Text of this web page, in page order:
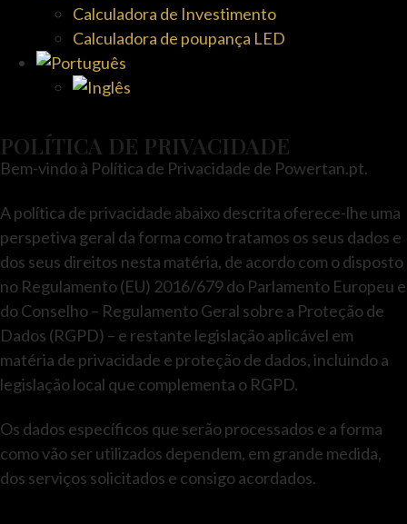
Calculadora de Investimento
Calculadora de poupança LED
POLÍTICA DE PRIVACIDADE
Bem-vindo à Política de Privacidade de Powertan.pt.
A política de privacidade abaixo descrita oferece-lhe uma
perspetiva geral da forma como tratamos os seus dados e
dos seus direitos nesta matéria, de acordo com o disposto
no Regulamento (EU) 2016/679 do Parlamento Europeu e
do Conselho – Regulamento Geral sobre a Proteção de
Dados (RGPD) – e restante legislação aplicável em
matéria de privacidade e proteção de dados, incluindo a
legislação local que complementa o RGPD.
Os dados específicos que serão processados e a forma
como vão ser utilizados dependem, em grande medida,
dos serviços solicitados e consigo acordados.